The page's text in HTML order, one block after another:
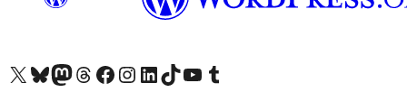
Наведайце наш акаўнт у X (былы Twitter)
Visit our Bluesky account
Visit our Mastodon account
Visit our Threads account
Наведаеце нашу старонку на Facebook
Наведайце наш Instagram
Наведайце нашу старонку ў LinkedIn
Visit our TikTok account
Наведайце наш YouTube каналVisit our Tumblr account